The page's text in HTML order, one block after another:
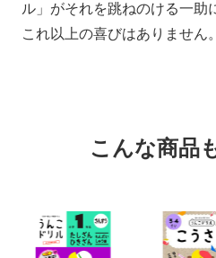
ル」がそれを跳ねのける一助
これ以上の喜びはありません。
こんな商品